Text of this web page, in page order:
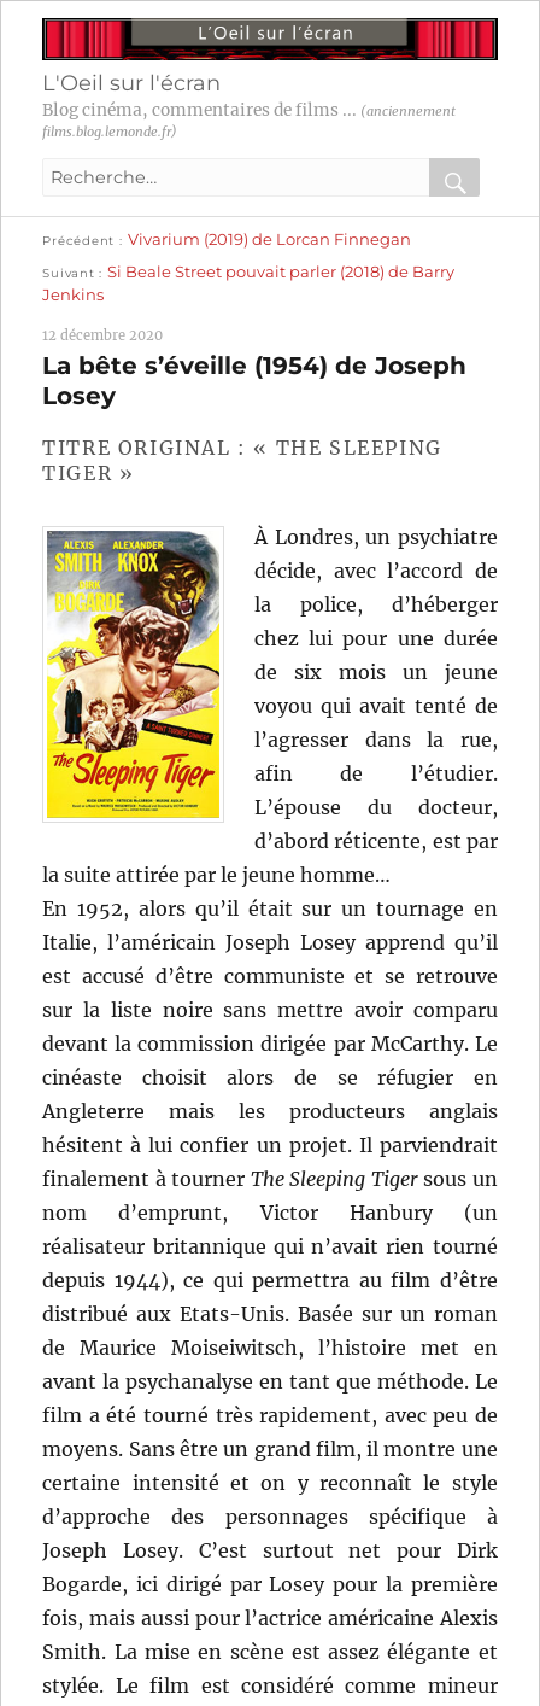
L'Oeil sur l'écran
Blog cinéma, commentaires de films ... (anciennement
films.blog.lemonde.fr)
Recherche
:
OK
Navigation
de
l’article
Précédent
précédente :
Vivarium (2019) de Lorcan Finnegan
Suivant
suivante :
Si Beale Street pouvait parler (2018) de Barry
Jenkins
12 décembre 2020
La bête s’éveille (1954) de Joseph
Losey
TITRE ORIGINAL : « THE SLEEPING
TIGER »
À Londres, un psychiatre
décide, avec l’accord de
la police, d’héberger
chez lui pour une durée
de six mois un jeune
voyou qui avait tenté de
l’agresser dans la rue,
afin de l’étudier.
L’épouse du docteur,
d’abord réticente, est par
la suite attirée par le jeune homme…
En 1952, alors qu’il était sur un tournage en
Italie, l’américain Joseph Losey apprend qu’il
est accusé d’être communiste et se retrouve
sur la liste noire sans mettre avoir comparu
devant la commission dirigée par McCarthy. Le
cinéaste choisit alors de se réfugier en
Angleterre mais les producteurs anglais
hésitent à lui confier un projet. Il parviendrait
finalement à tourner The Sleeping Tigersous un
nom d’emprunt, Victor Hanbury (un
réalisateur britannique qui n’avait rien tourné
depuis 1944), ce qui permettra au film d’être
distribué aux Etats-Unis. Basée sur un roman
de Maurice Moiseiwitsch, l’histoire met en
avant la psychanalyse en tant que méthode. Le
film a été tourné très rapidement, avec peu de
moyens. Sans être un grand film, il montre une
certaine intensité et on y reconnaît le style
d’approche des personnages spécifique à
Joseph Losey. C’est surtout net pour Dirk
Bogarde, ici dirigé par Losey pour la première
fois, mais aussi pour l’actrice américaine Alexis
Smith. La mise en scène est assez élégante et
stylée. Le film est considéré comme mineur